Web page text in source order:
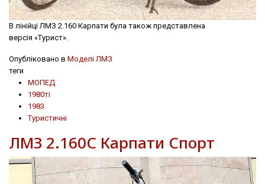
В лінійці ЛМЗ 2.160 Карпати була також представлена
версія «Турист».
Опубліковано в Моделі ЛМЗ
теги
МОПЕД
1980ті
1983
Туристичні
ЛМЗ 2.160С Карпати Спорт